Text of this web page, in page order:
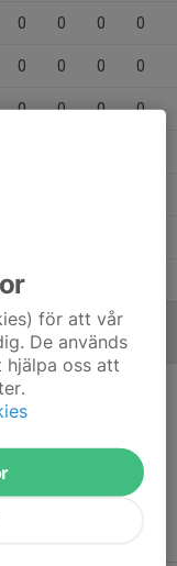
0 0 0 0
0 0 0 0
0 0 0 0
0
för att vår
De används
oss att